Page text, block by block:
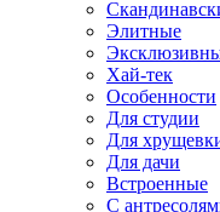
Элитные
Хай-тек
Особенности
Для студии
Для
Для дачи
Встроенные
С